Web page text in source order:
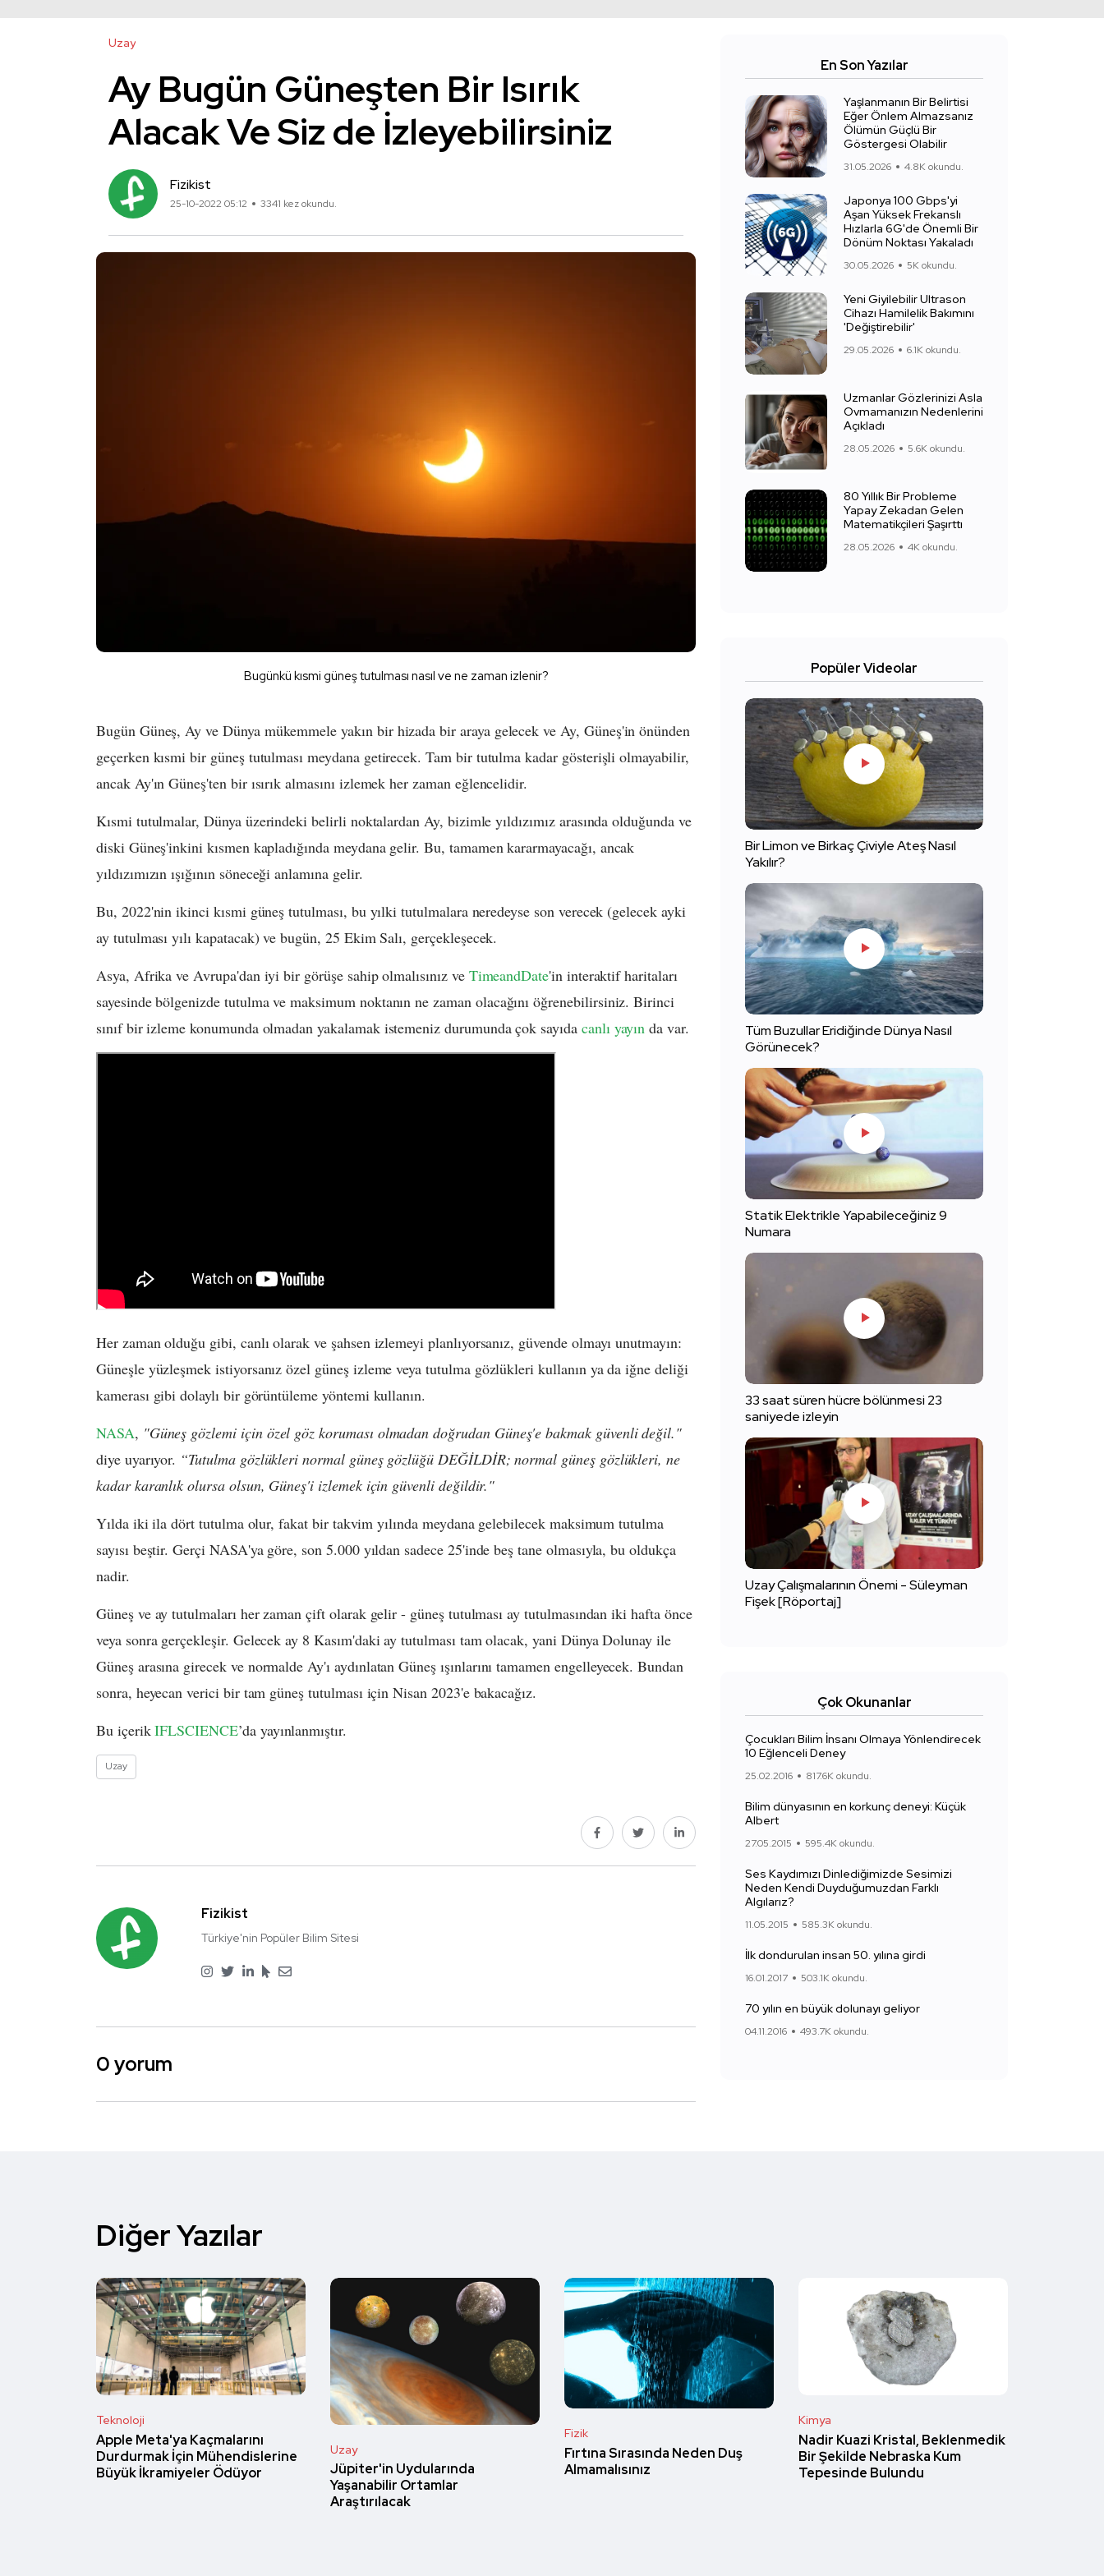
Uzay
Ay Bugün Güneşten Bir Isırık
Alacak Ve Siz de İzleyebilirsiniz
Fizikist
25-10-2022 05:12 3341 kez okundu.
Bugünkü kısmi güneş tutulması nasıl ve ne zaman izlenir?
Bugün Güneş, Ay ve Dünya mükemmele yakın bir hizada bir araya gelecek ve Ay, Güneş'in önünden
geçerken kısmi bir güneş tutulması meydana getirecek. Tam bir tutulma kadar gösterişli olmayabilir,
ancak Ay'ın Güneş'ten bir ısırık almasını izlemek her zaman eğlencelidir.
Kısmi tutulmalar, Dünya üzerindeki belirli noktalardan Ay, bizimle yıldızımız arasında olduğunda ve
diski Güneş'inkini kısmen kapladığında meydana gelir. Bu, tamamen kararmayacağı, ancak
yıldızımızın ışığının söneceği anlamına gelir.
Bu, 2022'nin ikinci kısmi güneş tutulması, bu yılki tutulmalara neredeyse son verecek (gelecek ayki
ay tutulması yılı kapatacak) ve bugün, 25 Ekim Salı, gerçekleşecek.
Asya, Afrika ve Avrupa'dan iyi bir görüşe sahip olmalısınız ve TimeandDate'in interaktif haritaları
sayesinde bölgenizde tutulma ve maksimum noktanın ne zaman olacağını öğrenebilirsiniz. Birinci
sınıf bir izleme konumunda olmadan yakalamak istemeniz durumunda çok sayıda canlı yayın da var.
Her zaman olduğu gibi, canlı olarak ve şahsen izlemeyi planlıyorsanız, güvende olmayı unutmayın:
Güneşle yüzleşmek istiyorsanız özel güneş izleme veya tutulma gözlükleri kullanın ya da iğne deliği
kamerası gibi dolaylı bir görüntüleme yöntemi kullanın.
NASA, "Güneş gözlemi için özel göz koruması olmadan doğrudan Güneş'e bakmak güvenli değil."
diye uyarıyor. “Tutulma gözlükleri normal güneş gözlüğü DEĞİLDİR; normal güneş gözlükleri, ne
kadar karanlık olursa olsun, Güneş'i izlemek için güvenli değildir."
Yılda iki ila dört tutulma olur, fakat bir takvim yılında meydana gelebilecek maksimum tutulma
sayısı beştir. Gerçi NASA'ya göre, son 5.000 yıldan sadece 25'inde beş tane olmasıyla, bu oldukça
nadir.
Güneş ve ay tutulmaları her zaman çift olarak gelir - güneş tutulması ay tutulmasından iki hafta önce
veya sonra gerçekleşir. Gelecek ay 8 Kasım'daki ay tutulması tam olacak, yani Dünya Dolunay ile
Güneş arasına girecek ve normalde Ay'ı aydınlatan Güneş ışınlarını tamamen engelleyecek. Bundan
sonra, heyecan verici bir tam güneş tutulması için Nisan 2023'e bakacağız.
Bu içerikIFLSCIENCE’da yayınlanmıştır.
Uzay
Fizikist
Türkiye'nin Popüler Bilim Sitesi
0 yorum
En Son Yazılar
Yaşlanmanın Bir Belirtisi
Eğer Önlem Almazsanız
Ölümün Güçlü Bir
Göstergesi Olabilir
31.05.2026 4.8K okundu.
Japonya 100 Gbps'yi
Aşan Yüksek Frekanslı
Hızlarla 6G'de Önemli Bir
Dönüm Noktası Yakaladı
30.05.2026 5K okundu.
Yeni Giyilebilir Ultrason
Cihazı Hamilelik Bakımını
'Değiştirebilir'
29.05.2026 6.1K okundu.
Uzmanlar Gözlerinizi Asla
Ovmamanızın Nedenlerini
Açıkladı
28.05.2026 5.6K okundu.
80 Yıllık Bir Probleme
Yapay Zekadan Gelen
Matematikçileri Şaşırttı
28.05.2026 4K okundu.
Popüler Videolar
Bir Limon ve Birkaç Çiviyle Ateş Nasıl
Yakılır?
Tüm Buzullar Eridiğinde Dünya Nasıl
Görünecek?
Statik Elektrikle Yapabileceğiniz 9
Numara
33 saat süren hücre bölünmesi 23
saniyede izleyin
Uzay Çalışmalarının Önemi - Süleyman
Fişek [Röportaj]
Çok Okunanlar
Çocukları Bilim İnsanı Olmaya Yönlendirecek
10 Eğlenceli Deney
25.02.2016 817.6K okundu.
Bilim dünyasının en korkunç deneyi: Küçük
Albert
27.05.2015 595.4K okundu.
Ses Kaydımızı Dinlediğimizde Sesimizi
Neden Kendi Duyduğumuzdan Farklı
Algılarız?
11.05.2015 585.3K okundu.
İlk dondurulan insan 50. yılına girdi
16.01.2017 503.1K okundu.
70 yılın en büyük dolunayı geliyor
04.11.2016 493.7K okundu.
Diğer Yazılar
Teknoloji
Apple Meta'ya Kaçmalarını
Durdurmak İçin Mühendislerine
Büyük İkramiyeler Ödüyor
Uzay
Jüpiter'in Uydularında
Yaşanabilir Ortamlar
Araştırılacak
Fizik
Fırtına Sırasında Neden Duş
Almamalısınız
Kimya
Nadir Kuazi Kristal, Beklenmedik
Bir Şekilde Nebraska Kum
Tepesinde Bulundu